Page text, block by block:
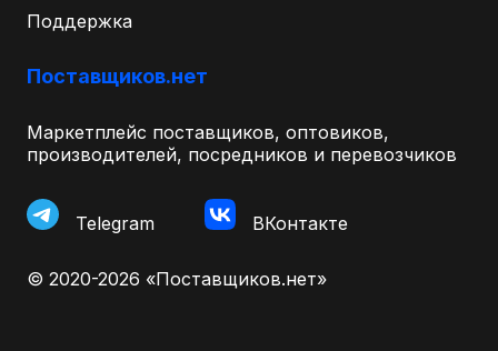
Поддержка
Поставщиков.нет
Маркетплейс поставщиков, оптовиков,
производителей, посредников и перевозчиков
Telegram ВКонтакте
© 2020-2026 «Поставщиков.нет»